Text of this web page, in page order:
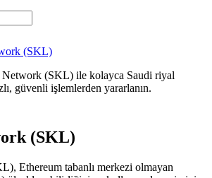
(SKL)
(SKL) ile kolayca Saudi riyal
güvenli işlemlerden yararlanın.
(SKL)
Ethereum tabanlı merkezi olmayan